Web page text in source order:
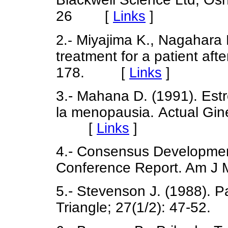
26 [ Links ]
2.- Miyajima K.,
treatment for a patient
178. [ Links ]
3.- Mahana D. (1991).
la menopausia. Actual
[ Links ]
4.- Consensus
Conference Report. Am J
5.- Stevenson J. (1988).
Triangle; 27(1/2): 47-52.